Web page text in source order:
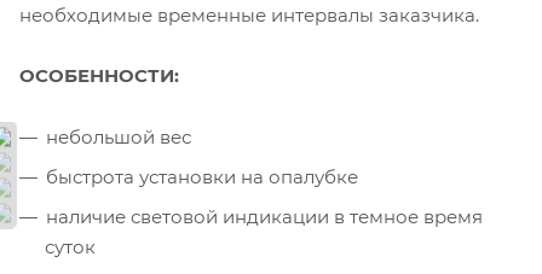
необходимые временные интервалы заказчика.
ОСОБЕННОСТИ:
небольшой вес
быстрота установки на опалубке
наличие световой индикации в темное время
суток